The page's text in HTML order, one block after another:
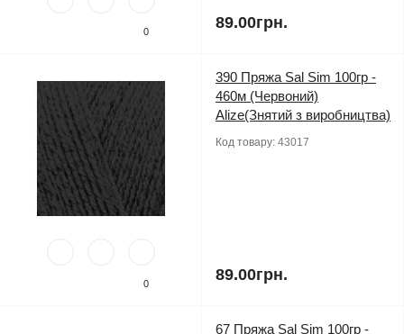
0 89.00грн.
0
390 Пряжа Sal Sim 100гр -
460м (Червоний)
Alize(Знятий з виробництва)
Код товару: 43017
89.00грн.
67 Пряжа Sal Sim 100гр -